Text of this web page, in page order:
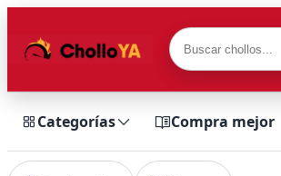
Categorías Compra mejor